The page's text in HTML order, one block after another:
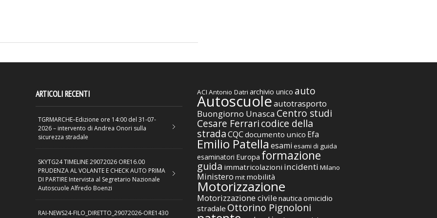
ARTICOLI RECENTI
TGRMARCHE–Edizione ore 14:00 del 31-07-
2026 – intervento di Andrea Onori sulla
sicurezza stradale
SKYTG24 TIMELINE 29072026 ORE16.00
PRUDENZA AL VOLANTE E CHECK AUTO PRIMA
DI PARTIRE Intervista al Segretario Nazionale
Autoscuole Alfredo Boenzi
RAI-NEWS24-FILO_DIRETTO_29072026-ORE1430
ACI Antonio Datri archivio unico auto
Autoscuoleautotrasporto
Buongiorno Unasca Centro studi
Cesare Ferraricodice della
stradaCQCdocumento unico Efa
Emilio Patella esami esami di guida
esaminatori Europa formazione
guida immatricolazioni incidenti Milano
Ministero mit mobilità
Motorizzazione
Motorizzazione civile nautica omicidio
stradale Ottorino Pignoloni